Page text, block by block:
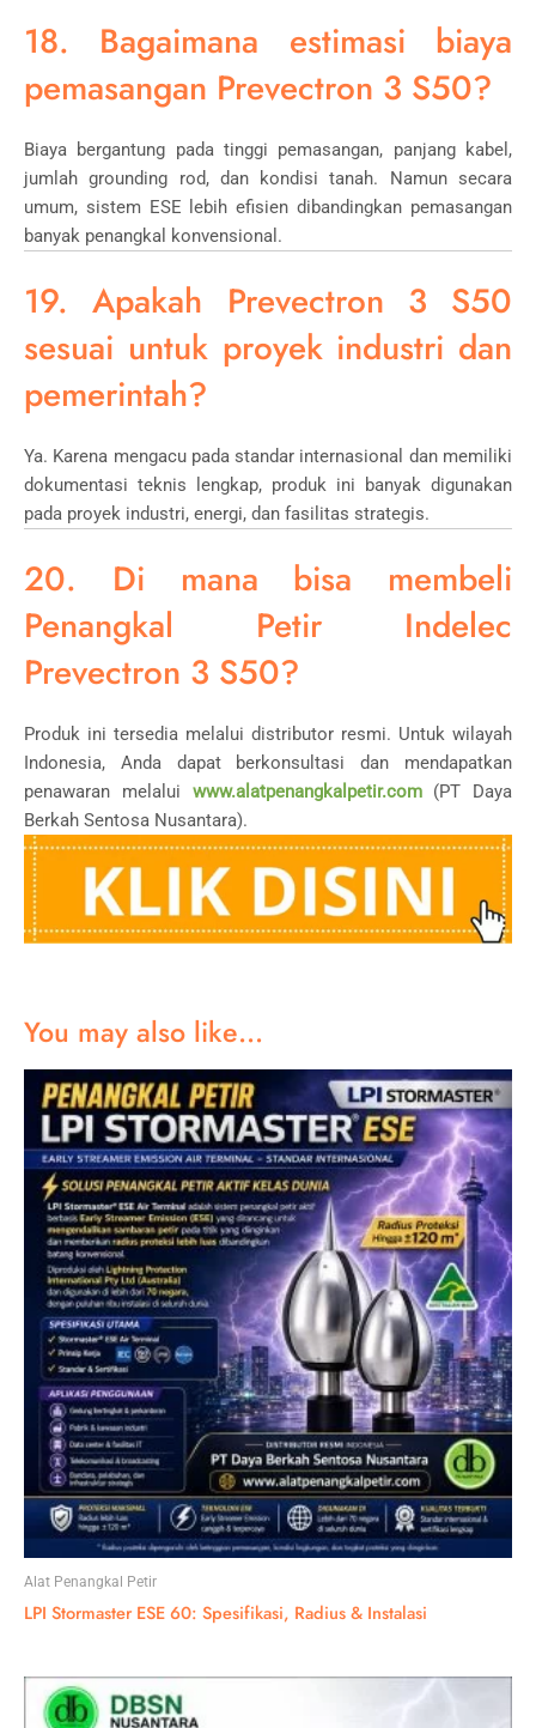
18. Bagaimana estimasi biaya
pemasangan Prevectron 3 S50?
Biaya bergantung pada tinggi pemasangan, panjang kabel,
jumlah grounding rod, dan kondisi tanah. Namun secara
umum, sistem ESE lebih efisien dibandingkan pemasangan
banyak penangkal konvensional.
19. Apakah Prevectron 3 S50
sesuai untuk proyek industri dan
pemerintah?
Ya. Karena mengacu pada standar internasional dan memiliki
dokumentasi teknis lengkap, produk ini banyak digunakan
pada proyek industri, energi, dan fasilitas strategis.
20. Di mana bisa membeli
Penangkal Petir Indelec
Prevectron 3 S50?
Produk ini tersedia melalui distributor resmi. Untuk wilayah
Indonesia, Anda dapat berkonsultasi dan mendapatkan
penawaran melalui www.alatpenangkalpetir.com(PT Daya
Berkah Sentosa Nusantara).
You may also like…
Alat Penangkal Petir
LPI Stormaster ESE 60: Spesifikasi, Radius & Instalasi